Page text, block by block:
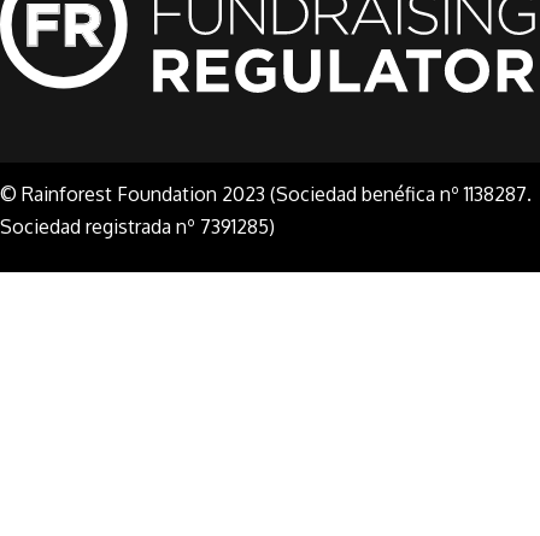
© Rainforest Foundation 2023 (Sociedad benéfica nº 1138287.
Sociedad registrada nº 7391285)